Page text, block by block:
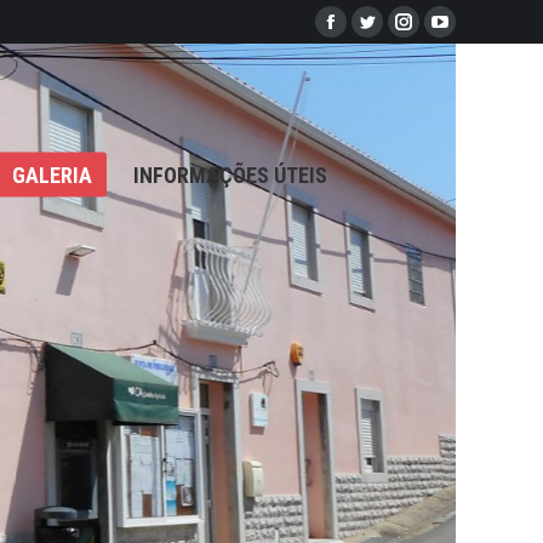
Facebook
TwitterInstagram
YouTube
GALERIA INFORMAÇÕES ÚTEIS
INFORMAÇÕES ÚTEIS